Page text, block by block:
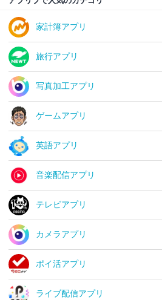
家計簿アプリ
旅行アプリ
写真加工アプリ
ゲームアプリ
英語アプリ
音楽配信アプリ
テレビアプリ
カメラアプリ
ポイ活アプリ
ライブ配信アプリ